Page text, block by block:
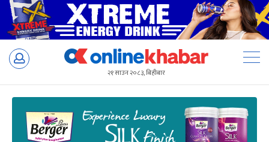
Skip
२१ साउन २०८३, बिहीबार